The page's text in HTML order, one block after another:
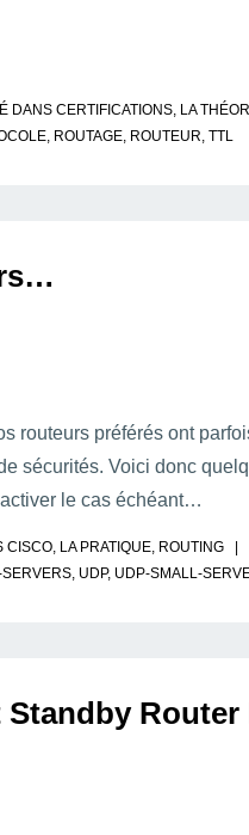
DANS CERTIFICATIONS, LA
, ROUTAGE, ROUTEUR, TTL
routeurs préférés ont
sécurités. Voici donc
le cas échéant…
CISCO, LA PRATIQUE, ROUTING
, UDP, UDP-SMALL-
Standby